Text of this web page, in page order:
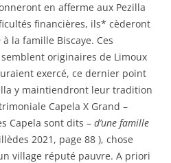
en afferme aux Pezilla
financières, ils* cèderont
la famille Biscaye. Ces
originaires de Limoux
exercé, ce dernier point
y maintiendront leur tradition
Capela X Grand –
Capela sont dits – d’une famille
2021, page 88 ), chose
village réputé pauvre. A priori